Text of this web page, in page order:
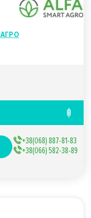
+38(068) 887-81-83
+38(066) 582-38-89